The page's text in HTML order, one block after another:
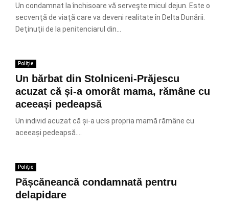
Un condamnat la închisoare vă serveşte micul dejun. Este o
secvenţă de viaţă care va deveni realitate în Delta Dunării.
Deţinuţii de la penitenciarul din...
Poliție
Un bărbat din Stolniceni-Prăjescu
acuzat că și-a omorât mama, rămâne cu
aceeași pedeapsă
Un individ acuzat că și-a ucis propria mamă rămâne cu
aceeași pedeapsă....
Poliție
Pășcăneancă condamnată pentru
delapidare